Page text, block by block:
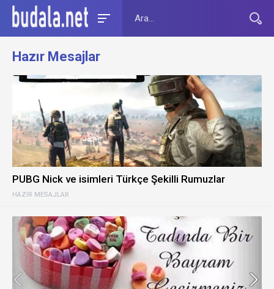
Hazır Mesajlar
HAZIR MESAJLAR
PUBG Nick ve isimleri Türkçe Şekilli Rumuzlar